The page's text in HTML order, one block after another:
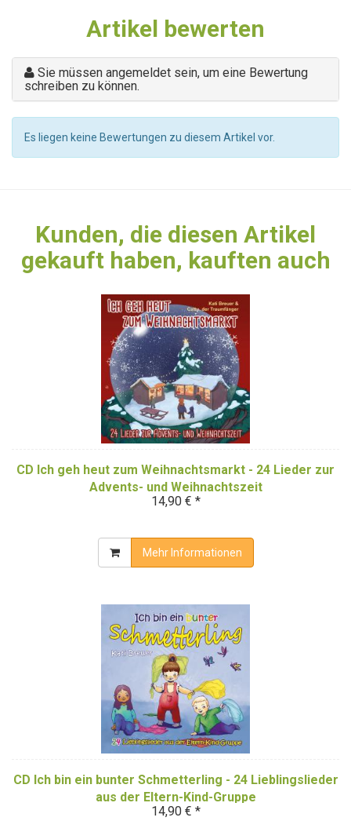
Artikel bewerten
Sie müssen angemeldet sein, um eine Bewertung
schreiben zu können.
Es liegen keine Bewertungen zu diesem Artikel vor.
Kunden, die diesen Artikel
gekauft haben, kauften auch
CD Ich geh heut zum Weihnachtsmarkt - 24 Lieder zur
Advents- und Weihnachtszeit
14,90 € *
Mehr Informationen
CD Ich bin ein bunter Schmetterling - 24 Lieblingslieder
aus der Eltern-Kind-Gruppe
14,90 € *